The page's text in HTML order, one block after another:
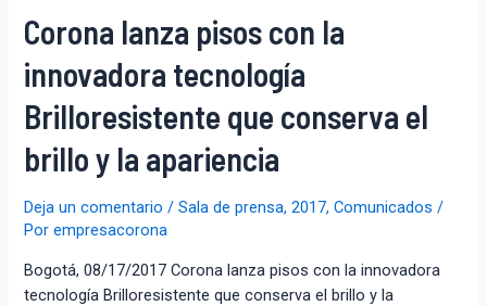
Corona lanza pisos con la
innovadora tecnología
Brilloresistente que conserva el
brillo y la apariencia
Deja un comentario /Sala de prensa,2017,Comunicados /
Porempresacorona
Bogotá, 08/17/2017 Corona lanza pisos con la innovadora
tecnología Brilloresistente que conserva el brillo y la